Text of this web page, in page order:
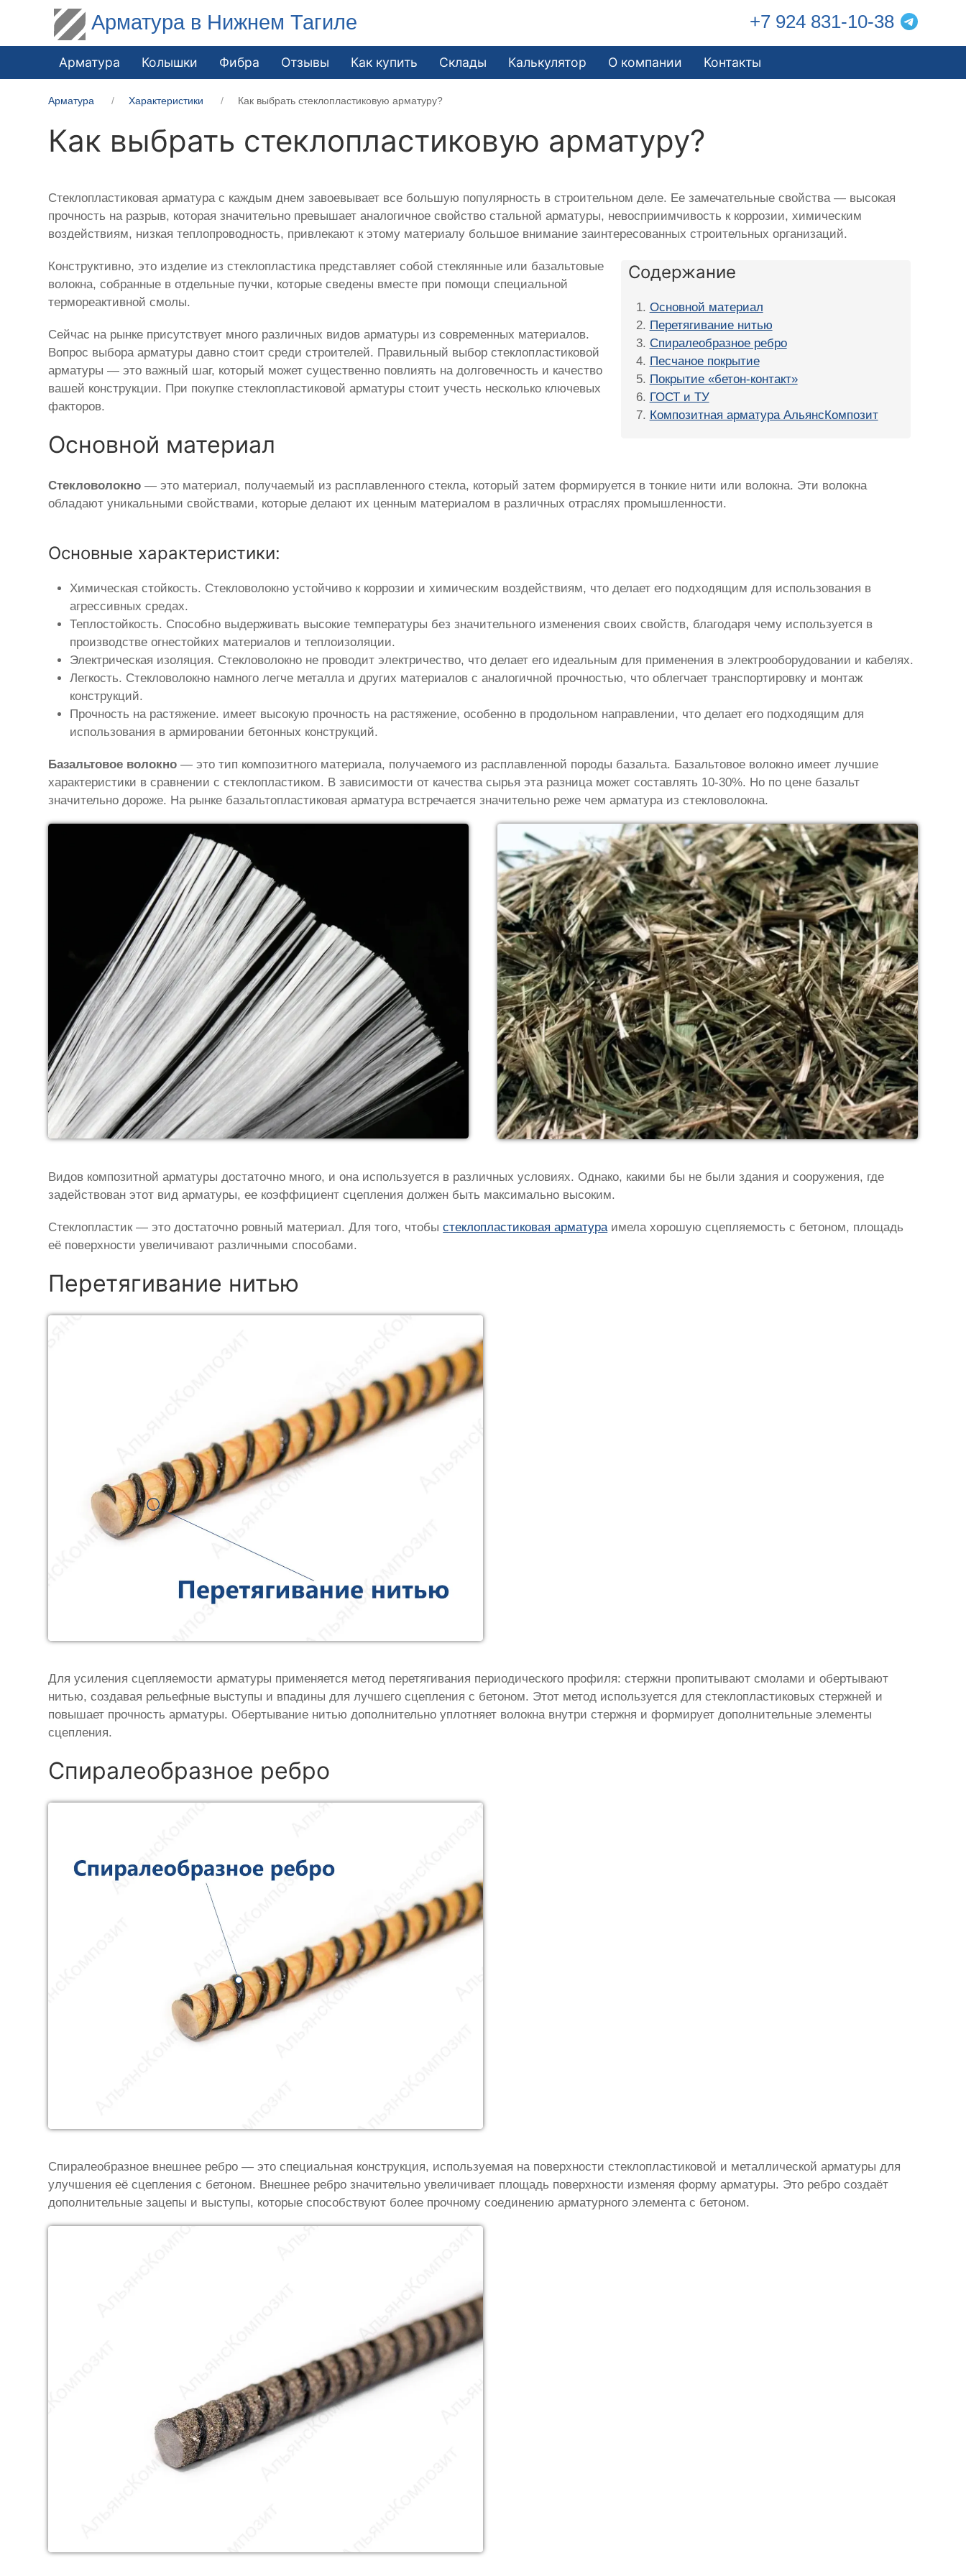
Арматура в Нижнем Тагиле +7 924 831-10-38
Арматура Колышки Фибра Отзывы Как купить Склады Калькулятор О компании Контакты
Арматура Характеристики Как выбрать стеклопластиковую арматуру?
Как выбрать стеклопластиковую арматуру?
Стеклопластиковая арматура с каждым днем завоевывает все большую популярность в строительном деле. Ее замечательные свойства — высокая
прочность на разрыв, которая значительно превышает аналогичное свойство стальной арматуры, невосприимчивость к коррозии, химическим
воздействиям, низкая теплопроводность, привлекают к этому материалу большое внимание заинтересованных строительных организаций.
Содержание
Основной материал
Перетягивание нитью
Спиралеобразное ребро
Песчаное покрытие
Покрытие «бетон-контакт»
ГОСТ и ТУ
Композитная арматура АльянсКомпозит
Конструктивно, это изделие из стеклопластика представляет собой стеклянные или базальтовые
волокна, собранные в отдельные пучки, которые сведены вместе при помощи специальной
термореактивной смолы.
Сейчас на рынке присутствует много различных видов арматуры из современных материалов.
Вопрос выбора арматуры давно стоит среди строителей. Правильный выбор стеклопластиковой
арматуры — это важный шаг, который может существенно повлиять на долговечность и качество
вашей конструкции. При покупке стеклопластиковой арматуры стоит учесть несколько ключевых
факторов.
Основной материал
Стекловолокно — это материал, получаемый из расплавленного стекла, который затем формируется в тонкие нити или волокна. Эти волокна
обладают уникальными свойствами, которые делают их ценным материалом в различных отраслях промышленности.
Основные характеристики:
Химическая стойкость. Стекловолокно устойчиво к коррозии и химическим воздействиям, что делает его подходящим для использования в
агрессивных средах.
Теплостойкость. Способно выдерживать высокие температуры без значительного изменения своих свойств, благодаря чему используется в
производстве огнестойких материалов и теплоизоляции.
Электрическая изоляция. Стекловолокно не проводит электричество, что делает его идеальным для применения в электрооборудовании и кабелях.
Легкость. Стекловолокно намного легче металла и других материалов с аналогичной прочностью, что облегчает транспортировку и монтаж
конструкций.
Прочность на растяжение. имеет высокую прочность на растяжение, особенно в продольном направлении, что делает его подходящим для
использования в армировании бетонных конструкций.
Базальтовое волокно — это тип композитного материала, получаемого из расплавленной породы базальта. Базальтовое волокно имеет лучшие
характеристики в сравнении с стеклопластиком. В зависимости от качества сырья эта разница может составлять 10-30%. Но по цене базальт
значительно дороже. На рынке базальтопластиковая арматура встречается значительно реже чем арматура из стекловолокна.
Видов композитной арматуры достаточно много, и она используется в различных условиях. Однако, какими бы не были здания и сооружения, где
задействован этот вид арматуры, ее коэффициент сцепления должен быть максимально высоким.
Стеклопластик — это достаточно ровный материал. Для того, чтобыстеклопластиковая арматураимела хорошую сцепляемость с бетоном, площадь
её поверхности увеличивают различными способами.
Перетягивание нитью
Для усиления сцепляемости арматуры применяется метод перетягивания периодического профиля: стержни пропитывают смолами и обертывают
нитью, создавая рельефные выступы и впадины для лучшего сцепления с бетоном. Этот метод используется для стеклопластиковых стержней и
повышает прочность арматуры. Обертывание нитью дополнительно уплотняет волокна внутри стержня и формирует дополнительные элементы
сцепления.
Спиралеобразное ребро
Спиралеобразное внешнее ребро — это специальная конструкция, используемая на поверхности стеклопластиковой и металлической арматуры для
улучшения её сцепления с бетоном. Внешнее ребро значительно увеличивает площадь поверхности изменяя форму арматуры. Это ребро создаёт
дополнительные зацепы и выступы, которые способствуют более прочному соединению арматурного элемента с бетоном.